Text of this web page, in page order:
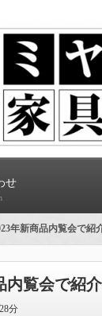
せ
年新商品内覧会で紹
覧会で紹
分